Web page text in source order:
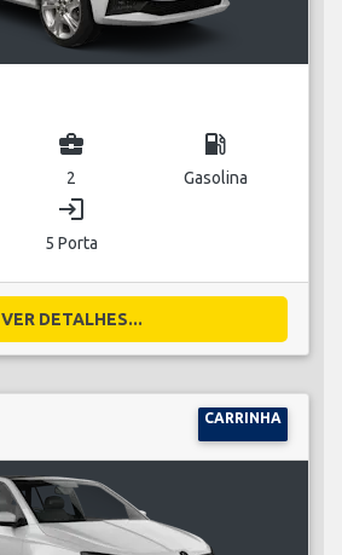
business_center
2
local_gas_station
Gasolina
login
5 Porta
VER DETALHES...
CARRINHA